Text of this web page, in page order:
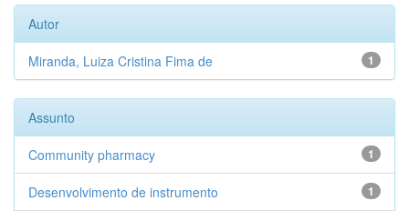
Autor
1
Miranda, Luiza Cristina Fima de
Assunto
1
Community pharmacy
1
Desenvolvimento de instrumento